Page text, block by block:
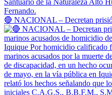
🔴 NACIONAL – Decretan